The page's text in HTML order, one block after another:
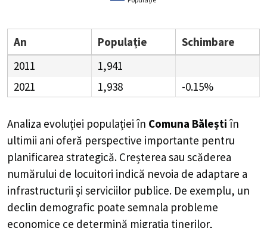
An Populație
Schimbare
2011
1,941
2021
1,938 -0.15%
Analiza evoluției populației în Comuna Bălești în
ultimii ani oferă perspective importante pentru
planificarea strategică. Creșterea sau scăderea
numărului de locuitori indică nevoia de adaptare a
infrastructurii și serviciilor publice. De exemplu, un
declin demografic poate semnala probleme
economice ce determină migrația tinerilor,